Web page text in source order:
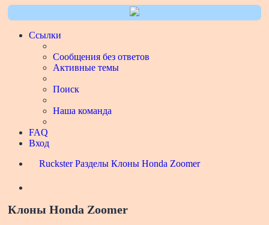
Ссылки
Сообщения без ответов
Активные темы
Поиск
Наша команда
FAQ
Вход
Ruckster Разделы Клоны Honda Zoomer
Клоны Honda Zoomer